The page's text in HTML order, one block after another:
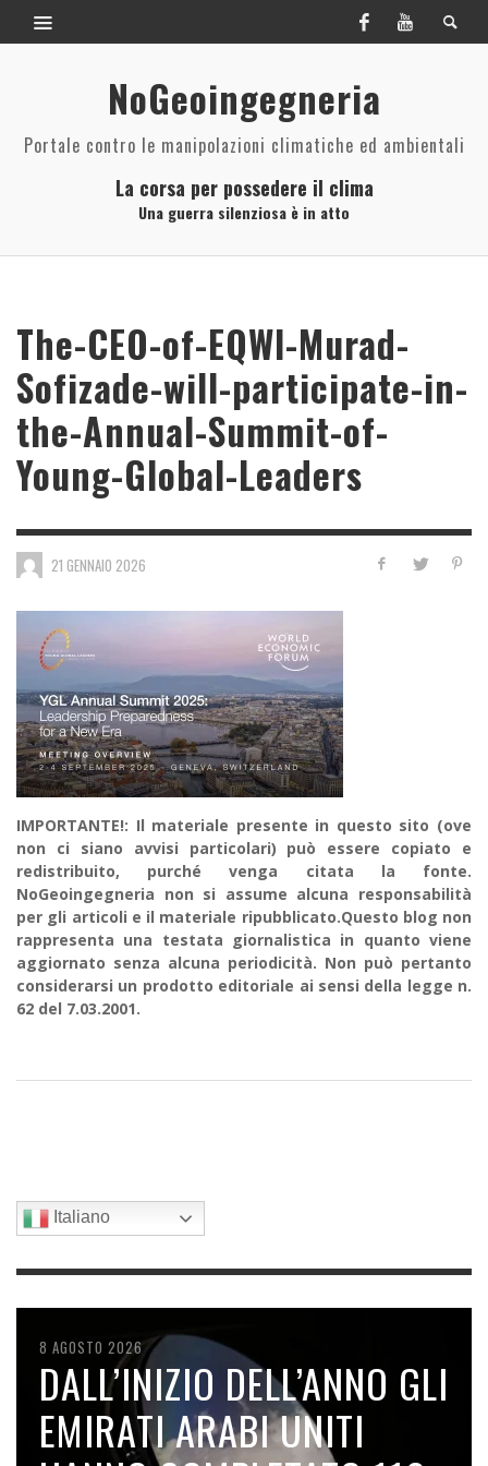
NoGeoingegneria
Portale contro le manipolazioni climatiche ed ambientali
La corsa per possedere il clima
Una guerra silenziosa è in atto
The-CEO-of-EQWI-Murad-
Sofizade-will-participate-in-
the-Annual-Summit-of-
Young-Global-Leaders
21 GENNAIO 2026
IMPORTANTE!: Il materiale presente in questo sito (ove
non ci siano avvisi particolari) può essere copiato e
redistribuito, purché venga citata la fonte.
NoGeoingegneria non si assume alcuna responsabilità
per gli articoli e il materiale ripubblicato.Questo blog non
rappresenta una testata giornalistica in quanto viene
aggiornato senza alcuna periodicità. Non può pertanto
considerarsi un prodotto editoriale ai sensi della legge n.
62 del 7.03.2001.
Italiano
9 AGOSTO 2026
LA RUSSIA CON LA FLOTTA
OMBRA VERSO IL POLO
8 AGOSTO 2026
DALL’INIZIO DELL’ANNO GLI
EMIRATI ARABI UNITI
8 AGOSTO 2026
L’INSEMINAZIONE DELLE
NUVOLE TRAMITE
7 AGOSTO 2026
SPACEX SI SCHIANTA
SULLA LUNA
6 AGOSTO 2026
IL CALDO RECORD FA
NOTIZIA, MENTRE IL